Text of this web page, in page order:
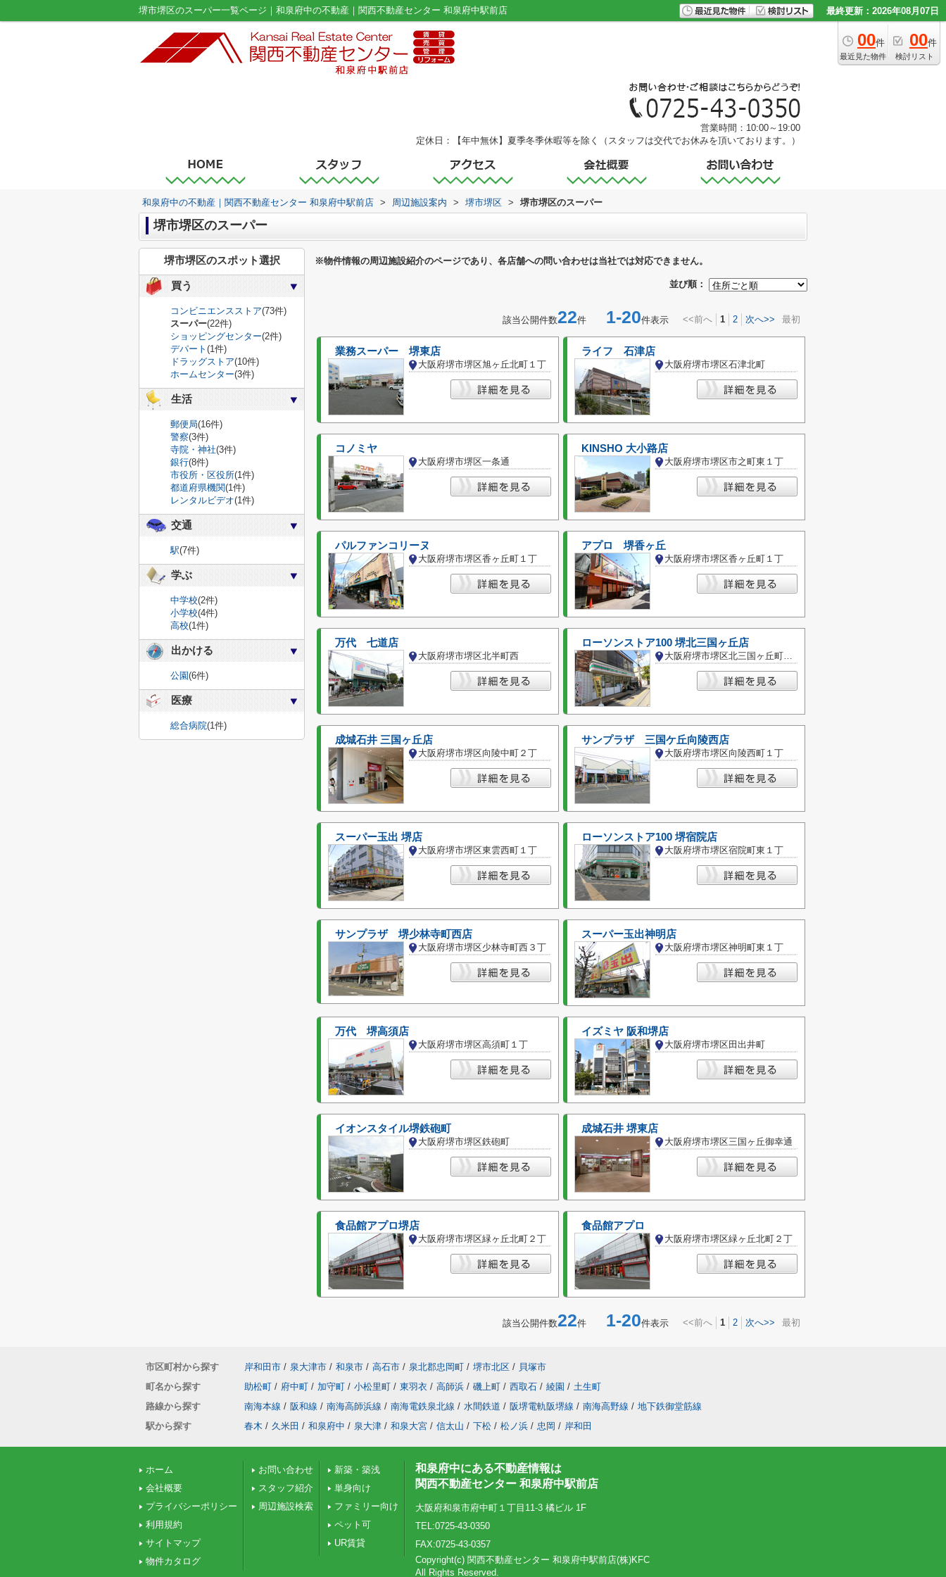
堺市堺区のスーパー一覧ページ｜和泉府中の不動産｜関西不動産センター 和泉府中駅前店 最終更新：2026年08月07日
00件
最近見た物件
00件
検討リスト
営業時間：10:00～19:00
定休日：【年中無休】夏季冬季休暇等を除く（スタッフは交代でお休みを頂いております。）
和泉府中の不動産｜関西不動産センター 和泉府中駅前店 > 周辺施設案内 > 堺市堺区 > 堺市堺区のスーパー
堺市堺区のスーパー
※物件情報の周辺施設紹介のページであり、各店舗への問い合わせは当社では対応できません。
並び順：
該当公開件数22件 1-20件表示 <<前へ 1 2 次へ>> 最初
業務スーパー 堺東店
大阪府堺市堺区旭ヶ丘北町１丁
ライフ 石津店
大阪府堺市堺区石津北町
コノミヤ
大阪府堺市堺区一条通
KINSHO 大小路店
大阪府堺市堺区市之町東１丁
パルファンコリーヌ
大阪府堺市堺区香ヶ丘町１丁
アプロ 堺香ヶ丘
大阪府堺市堺区香ヶ丘町１丁
万代 七道店
大阪府堺市堺区北半町西
ローソンストア100 堺北三国ヶ丘店
大阪府堺市堺区北三国ヶ丘町５丁
成城石井 三国ヶ丘店
大阪府堺市堺区向陵中町２丁
サンプラザ 三国ケ丘向陵西店
大阪府堺市堺区向陵西町１丁
スーパー玉出 堺店
大阪府堺市堺区東雲西町１丁
ローソンストア100 堺宿院店
大阪府堺市堺区宿院町東１丁
サンプラザ 堺少林寺町西店
大阪府堺市堺区少林寺町西３丁
スーパー玉出神明店
大阪府堺市堺区神明町東１丁
万代 堺高須店
大阪府堺市堺区高須町１丁
イズミヤ 阪和堺店
大阪府堺市堺区田出井町
イオンスタイル堺鉄砲町
大阪府堺市堺区鉄砲町
成城石井 堺東店
大阪府堺市堺区三国ヶ丘御幸通
食品館アプロ堺店
大阪府堺市堺区緑ヶ丘北町２丁
食品館アプロ
大阪府堺市堺区緑ヶ丘北町２丁
該当公開件数22件 1-20件表示 <<前へ 1 2 次へ>> 最初
堺市堺区のスポット選択
買う
コンビニエンスストア(73件)
スーパー(22件)
ショッピングセンター(2件)
デパート (1件)
ドラッグストア(10件)
ホームセンター(3件)
生活
郵便局(16件)
警察(3件)
寺院・神社(3件)
銀行(8件)
市役所・区役所(1件)
都道府県機関(1件)
レンタルビデオ(1件)
交通
駅(7件)
学ぶ
中学校(2件)
小学校(4件)
高校(1件)
出かける
公園(6件)
医療
総合病院(1件)
市区町村から探す 岸和田市 / 泉大津市 / 和泉市 / 高石市 / 泉北郡忠岡町 / 堺市北区 / 貝塚市
町名から探す
助松町 / 府中町 / 加守町 / 小松里町 / 東羽衣 / 高師浜 / 磯上町 / 西取石 / 綾園 / 土生町
路線から探す
南海本線 / 阪和線 / 南海高師浜線 / 南海電鉄泉北線 / 水間鉄道 / 阪堺電軌阪堺線 / 南海高野線 / 地下鉄御堂筋線
駅から探す
春木 / 久米田 / 和泉府中 / 泉大津 / 和泉大宮 / 信太山 / 下松 / 松ノ浜 / 忠岡 / 岸和田
ホーム
会社概要
プライバシーポリシー
利用規約
サイトマップ
物件カタログ
お問い合わせ
スタッフ紹介
周辺施設検索
新築・築浅
単身向け
ファミリー向け
ペット可
UR賃貸
和泉府中にある不動産情報は
関西不動産センター 和泉府中駅前店
大阪府和泉市府中町１丁目11-3 橘ビル 1F
TEL:0725-43-0350
FAX:0725-43-0357
Copyright(c) 関西不動産センター 和泉府中駅前店(株)KFC
All Rights Reserved.